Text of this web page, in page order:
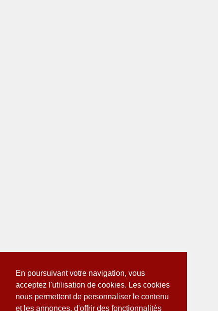
En poursuivant votre navigation, vous
acceptez l'utilisation de cookies. Les cookies
nous permettent de personnaliser le contenu
et les annonces, d'offrir des fonctionnalités